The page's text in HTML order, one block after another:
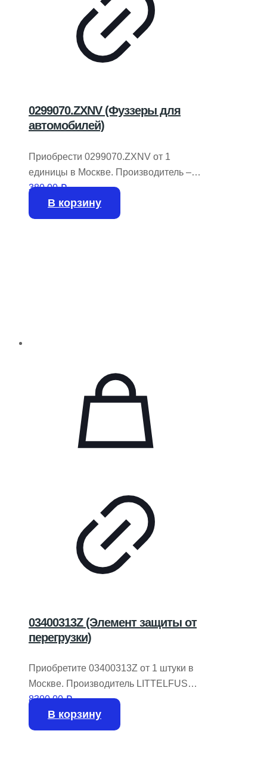
0299070.ZXNV (Фуззеры для
автомобилей)
Приобрести 0299070.ZXNV от 1
единицы в Москве. Производитель –
LITTELFUSE. В наличии 987 штук на
складе.
380,00₽
В корзину
03400313Z (Элемент защиты от
перегрузки)
Приобретите 03400313Z от 1 штуки в
Москве. Производитель LITTELFUSE.
В наличии 736 штук.
8300,00₽
В корзину